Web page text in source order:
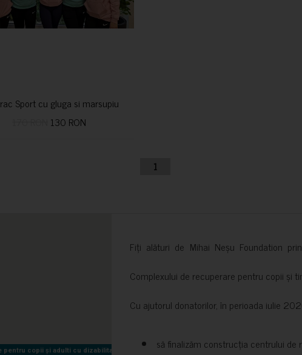
Sport cu gluga si marsupiu
130 RON
CUMPARA
1
pentru copii și adulti cu dizabilitati neuromotorii Sfântul Nectarie
pentru copii și adulti cu dizabilitati neuromotorii Sfântul Nectarie
Fiți alături de Mihai Neșu Foundation
Complexului de recuperare pentru copii și
Cu ajutorul donatorilor, în perioada iulie
să finalizăm construcția centrului de